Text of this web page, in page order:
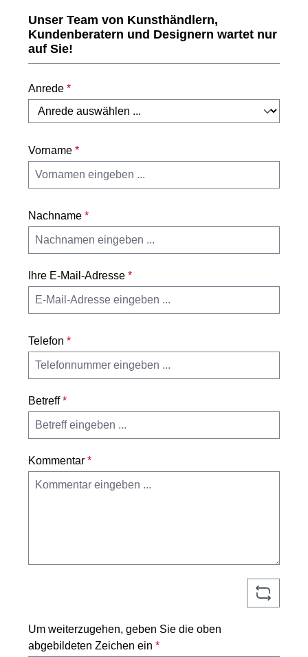
Unser Team von Kunsthändlern,
Kundenberatern und Designern wartet nur
auf Sie!
Anrede *
Vorname *
Nachname *
Ihre E-Mail-Adresse *
Telefon *
Betreff*
Kommentar *
Um weiterzugehen, geben Sie die oben
abgebildeten Zeichen ein *